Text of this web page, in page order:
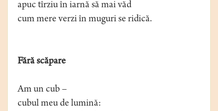
apuc tîrziu în iarnă să mai văd
cum mere verzi în muguri se ridică.
Fără scăpare
Am un cub –
cubul meu de lumină: